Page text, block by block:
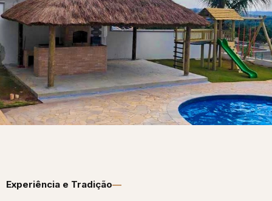
Experiência e Tradição